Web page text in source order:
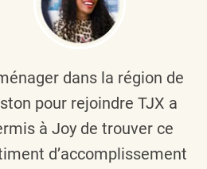
dans la région de
pour rejoindre TJX a
à Joy de trouver ce
d’accomplissement